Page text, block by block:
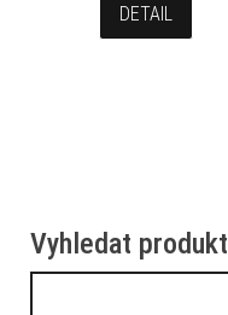
DETAIL
Vyhledat produkt